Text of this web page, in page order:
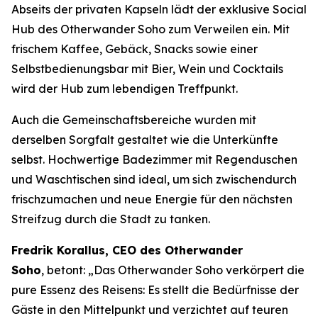
Abseits der privaten Kapseln lädt der exklusive Social
Hub des Otherwander Soho zum Verweilen ein. Mit
frischem Kaffee, Gebäck, Snacks sowie einer
Selbstbedienungsbar mit Bier, Wein und Cocktails
wird der Hub zum lebendigen Treffpunkt.
Auch die Gemeinschaftsbereiche wurden mit
derselben Sorgfalt gestaltet wie die Unterkünfte
selbst. Hochwertige Badezimmer mit Regenduschen
und Waschtischen sind ideal, um sich zwischendurch
frischzumachen und neue Energie für den nächsten
Streifzug durch die Stadt zu tanken.
Fredrik Korallus, CEO des Otherwander
Soho, betont: „Das Otherwander Soho verkörpert die
pure Essenz des Reisens: Es stellt die Bedürfnisse der
Gäste in den Mittelpunkt und verzichtet auf teuren